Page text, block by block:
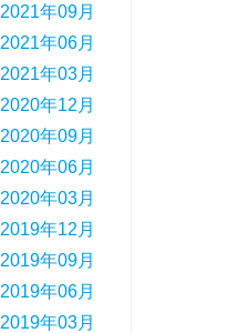
2021年09月
2021年06月
2021年03月
2020年12月
2020年09月
2020年06月
2020年03月
2019年12月
2019年09月
2019年06月
2019年03月